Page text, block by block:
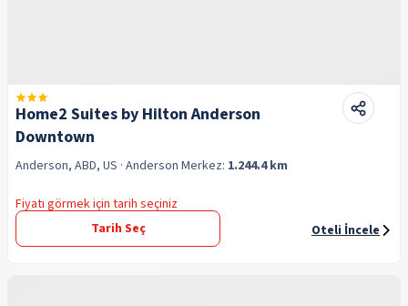
Home2 Suites by Hilton Anderson
Downtown
Anderson, ABD, US · Anderson Merkez: 1.244.4 km
Fiyatı görmek için tarih seçiniz
Tarih Seç
Oteli İncele